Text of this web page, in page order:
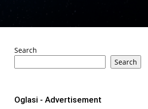
Search
Search
Oglasi - Advertisement